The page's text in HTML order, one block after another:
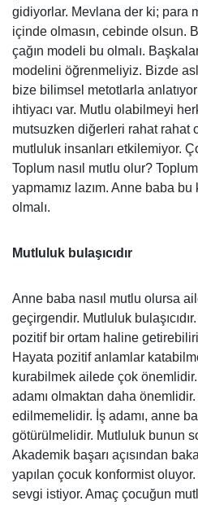
gidiyorlar. Mevlana der ki; para
içinde olmasın, cebinde olsun.
çağın modeli bu olmalı.
modelini öğrenmeliyiz. Bizde
bize bilimsel metotlarla
ihtiyacı var. Mutlu olabilmeyi
mutsuzken diğerleri rahat rahat
mutluluk insanları etkilemiyor.
Toplum nasıl mutlu olur?
yapmamız lazım. Anne baba
olmalı.
Mutluluk bulaşıcıdır
Anne baba nasıl mutlu olursa
geçirgendir. Mutluluk
pozitif bir ortam haline
Hayata pozitif anlamlar
kurabilmek ailede çok
adamı olmaktan daha
edilmemelidir. İş adamı, anne
götürülmelidir. Mutluluk bunun
Akademik başarı açısından
yapılan çocuk konformist
sevgi istiyor. Amaç çocuğun